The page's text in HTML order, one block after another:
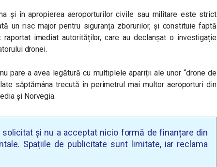
și în apropierea aeroporturilor civile sau militare este strict
un risc major pentru siguranța zborurilor, și constituie faptă
imediat autorităților, care au declanșat o investigație
dronei.
pare a avea legătură cu multiplele apariții ale unor “drone de
săptămâna trecută în perimetrul mai multor aeroporturi din
și Norvegia.
solicitat și nu a acceptat nicio formă de finanțare din
Spațiile de publicitate sunt limitate, iar reclama